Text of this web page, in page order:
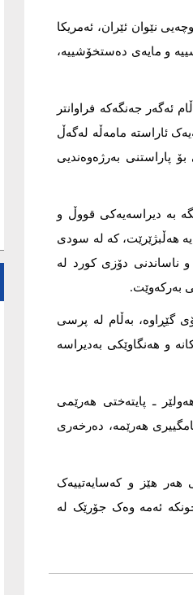
نێوان ئێران، ئەمریکا
و مایەی دەستخۆشییە،
ئەگەر جەنگەکە فراوانتر
ئاراستە مامەڵە لەگەڵ
پاراستنی بەرژەوەندیی
بە دیراسەیەکی قووڵ و
هەڵبژێرێت، کە لە سودی
و ناساندنی دۆزی کورد لە
بەركەوێت.
گێڕاوە، بەڵام لە پرسی
و هەنگاوێکی بەدیراسە
ـ پایتەختی هەرێمی
هەرێمە، دەرخەری
هەر هێز و کەسایەتییەک
چونکە ئەمە وەک جۆرێک لە